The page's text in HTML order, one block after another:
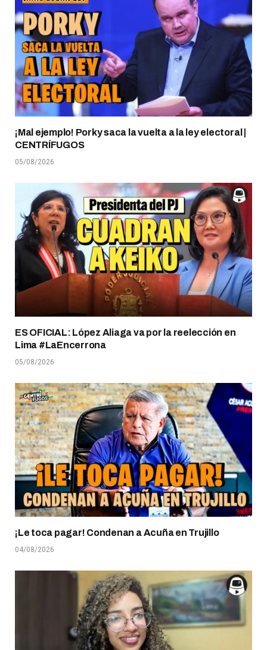
¡Mal ejemplo! Porky saca la vuelta a la ley electoral |
CENTRÍFUGOS
05/08/2026
ES OFICIAL: López Aliaga va por la reelección en
Lima #LaEncerrona
05/08/2026
¡Le toca pagar! Condenan a Acuña en Trujillo
04/08/2026